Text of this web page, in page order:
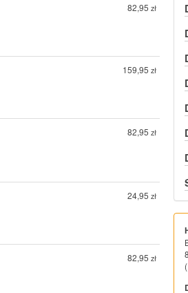
82,95 zł
159,95 zł
82,95 zł
24,95 zł
82,95 zł
(